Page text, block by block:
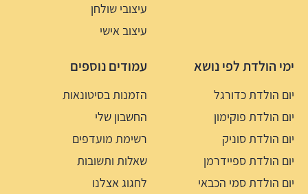
עיצובי שולחן
עיצוב אישי
ימי הולדת לפי נושא
יום הולדת כדורגל
יום הולדת פוקימון
יום הולדת סוניק
יום הולדת ספיידרמן
יום הולדת סמי הכבאי
עמודים נוספים
הזמנות בסיטונאות
החשבון שלי
רשימת מועדפים
שאלות ותשובות
לחגוג אצלנו